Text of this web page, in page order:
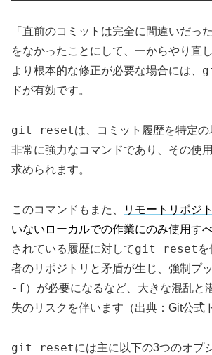
「直前のコミットは完全に間違いだっ
をなかったことにして、一からやり直
より根本的な修正が必要な場合には、
ドが有効です。
git resetは、コミット履歴を特定
非常に強力なコマンドであり、その使
求められます。
このコマンドもまた、
リモートリポジ
いないローカルでの作業にのみ使用す
されている履歴に対してgit reset
者のリポジトリと矛盾が生じ、強制プ
-f）が必要になるなど、大きな混乱と
失のリスクを伴います（出典：Git公式
git resetには主に以下の3つのオプ